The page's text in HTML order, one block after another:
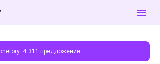
4 311 предложений